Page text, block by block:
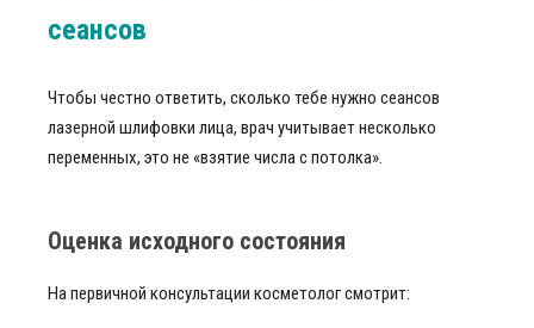
сеансов
Чтобы честно ответить, сколько тебе нужно сеансов
лазерной шлифовки лица, врач учитывает несколько
переменных, это не «взятие числа с потолка».
Оценка исходного состояния
На первичной консультации косметолог смотрит: